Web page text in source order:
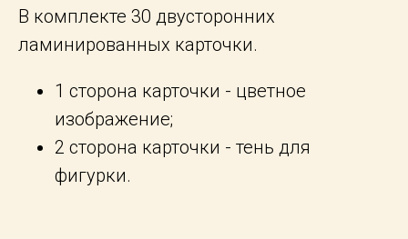
В комплекте 30 двусторонних
ламинированных карточки.
1 сторона карточки - цветное
изображение;
2 сторона карточки - тень для
фигурки.